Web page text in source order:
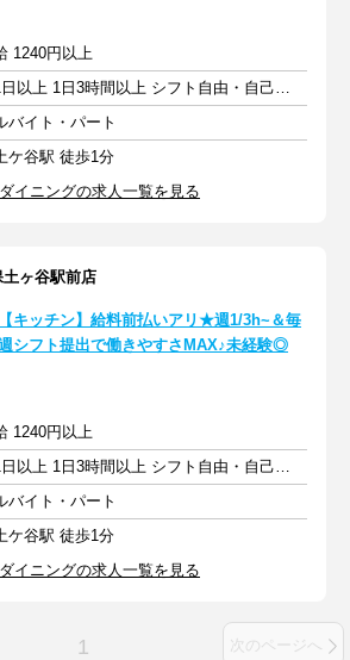
1240円以上
週1日以上 1日3時間以上 シフト自由・自己申告
バイト・パート
ケ谷駅 徒歩1分
イニングの求人一覧を見る
ヶ谷駅前店
【キッチン】給料前払いアリ★週1/3h~＆毎
シフト提出で働きやすさMAX♪未経験◎
1240円以上
週1日以上 1日3時間以上 シフト自由・自己申告
バイト・パート
ケ谷駅 徒歩1分
イニングの求人一覧を見る
1 次のページへ